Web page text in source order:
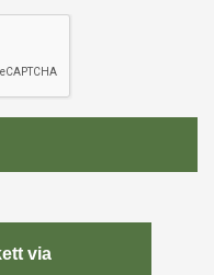
via